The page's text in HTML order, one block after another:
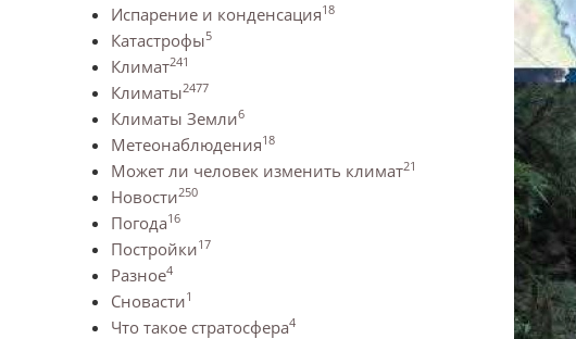
Испарение и конденсация18
Катастрофы5
Климат241
Климаты2477
Климаты Земли6
Метеонаблюдения18
Может ли человек изменить климат21
Новости250
Погода16
Постройки17
Разное4
Сновасти1
Что такое стратосфера4